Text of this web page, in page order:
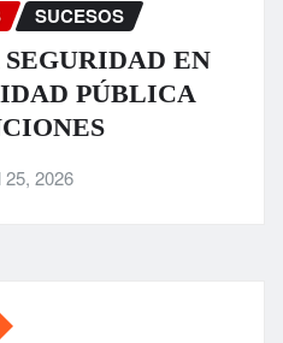
SUCESOS
EN
PÚBLICA
25, 2026